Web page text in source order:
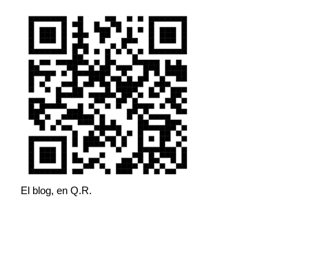
El blog, en Q.R.